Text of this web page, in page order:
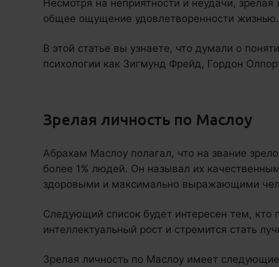
Несмотря на неприятности и неудачи,
общее ощущение удовлетворенности жизнью.
В этой статье вы узнаете, что думали о
психологии как Зигмунд Фрейд, Гордон
Зрелая личность по Маслоу
Абрахам Маслоу полагал, что на звание
более 1% людей. Он называл их
здоровыми и максимально выражающими
Следующий список будет интересен тем, кто
интеллектуальный рост и стремится стать
Зрелая личность по Маслоу имеет